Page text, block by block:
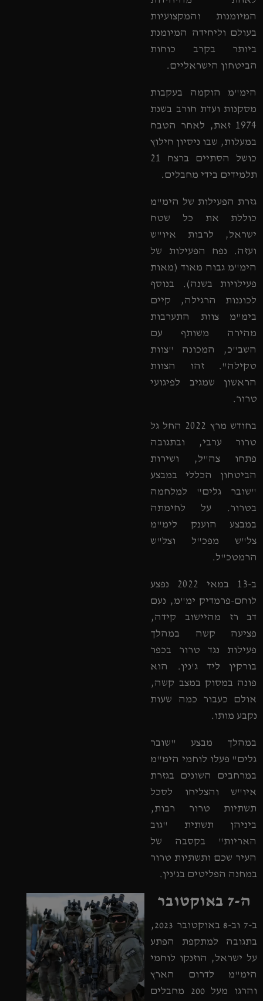
המיומנות והמקצועיות
בעולם וליחידה המיומנת
ביותר בקרב כוחות
הביטחון הישראליים.
הימ"מ הוקמה בעקבות
מסקנות ועדת חורב בשנת
1974 זאת, לאחר הטבח
במעלות, שבו ניסיון חילוץ
כושל הסתיים ברצח 21
תלמידים בידי מחבלים.
גזרת הפעילות של הימ"מ
כוללת את כל שטח
ישראל, לרבות איו"ש
ועזה. נפח הפעילות של
הימ"מ גבוה מאוד (מאות
פעילויות בשנה). בנוסף
לכוננות הרגילה, קיים
בימ"מ צוות התערבות
מהירה משותף עם
השב"כ, המכונה "צוות
טקילה". זהו הצוות
הראשון שמגיב לפיגועי
טרור.
בחודש מרץ 2022 החל גל
טרור ערבי, ובתגובה
פתחו צה"ל, ושירות
הביטחון הכללי במבצע
"שובר גלים" למלחמה
בטרור. על לחימתה
במבצע הוענק לימ"מ
צל"ש מפכ"ל וצל"ש
הרמטכ"ל.
ב-13 במאי 2022 נפצע
לוחם-פרמדיק ימ"מ, נעם
דב רז מהיישוב קידה,
פציעה קשה במהלך
פעילות נגד טרור בכפר
בורקין ליד ג'נין. הוא
פונה במסוק במצב קשה,
אולם כעבור כמה שעות
נקבע מותו.
במהלך מבצע "שובר
גלים" פעלו לוחמי הימ"מ
במרחבים השונים בגזרת
איו"ש והצליחו לסכל
תשתיות טרור רבות,
ביניהן תשתית "גוב
האריות" בקסבה של
העיר שכם ותשתיות טרור
במחנה הפליטים בג'נין.
ה-7 באוקטובר
ב-7 וב-8 באוקטובר 2023,
בתגובה למתקפת הפתע
על ישראל, הוזנקו לוחמי
הימ"מ לדרום הארץ
והרגו מעל 200 מחבלים